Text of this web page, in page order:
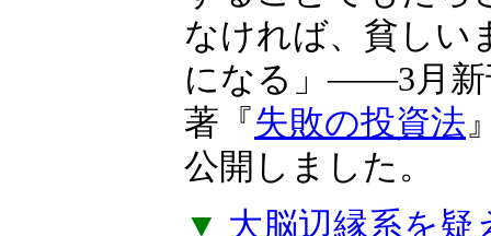
「投資での成功は
常に素早く機能す
制御することでも
できなければ、貧
ことになる」――3